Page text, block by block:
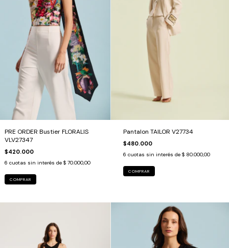
PRE ORDER Bustier FLORALIS
VLV27347
$420.000
6 cuotas sin interés de $ 70.000,00
COMPRAR
Pantalon TAILOR V27734
$480.000
6 cuotas sin interés de $ 80.000,00
COMPRAR